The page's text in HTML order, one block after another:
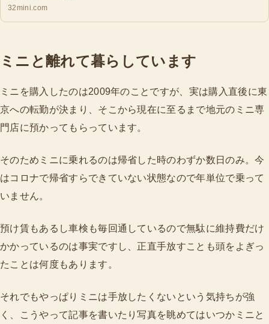
32mini.com
ミニと離れて暮らしています
ミニを購入したのは2009年のことですが、実は購入直後に東
京への転勤が決まり、そこから現在に至るまで地元のミニ専
門店に預かってもらっています。
そのためミニに乗れるのは帰省した時のわずか数日のみ。今
はコロナで帰省すらできていない状態なので年単位で乗って
いません。
預け賃もあるし車検も毎回通しているので無駄に維持費だけ
かかっているのは事実ですし、正直手放すことも頭をよぎっ
たことは何度もあります。
それでもやっぱりミニは手放したくないという気持ちが強
く、こうやって記事を書いたり写真を眺めてはいつかミニと